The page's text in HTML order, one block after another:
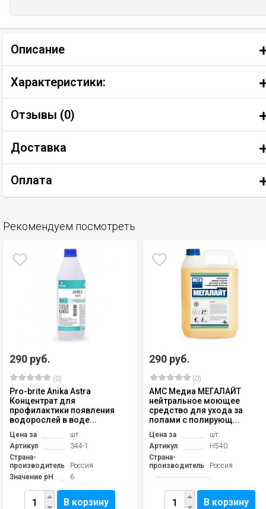
Описание
Характеристики:
Отзывы (0)
Доставка
Оплата
Рекомендуем посмотреть
290 руб.
(0)
Pro-brite Anika Astra
Концентрат для
профилактики появления
водорослей в воде...
Цена за
шт.
Артикул
344-1
Страна-
производитель
Россия
Значение pH
6
В корзину
290 руб.
(0)
АМС Медиа МЕГАЛАЙТ
нейтральное моющее
средство для ухода за
полами с полирующ...
Цена за
шт.
Артикул
Н540
Страна-
производитель
Россия
В корзину